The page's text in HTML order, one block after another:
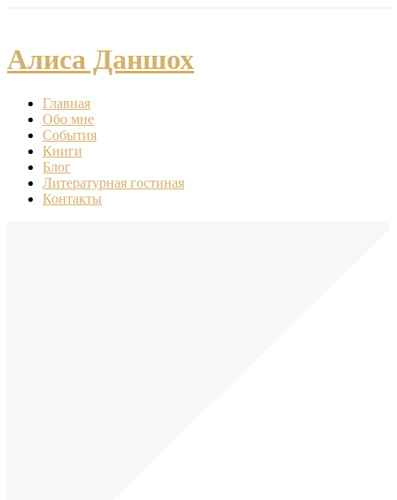
Алиса Даншох
Главная
Обо мне
События
Книги
Блог
Литературная гостиная
Контакты